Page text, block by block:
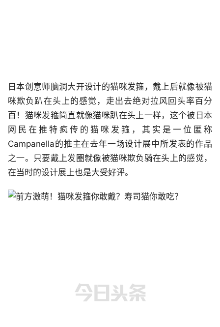
日本创意师脑洞大开设计的猫咪发箍，戴上后就像被猫
咪欺负趴在头上的感觉，走出去绝对拉风回头率百分
百！猫咪发箍简直就像猫咪趴在头上一样，这个被日本
网民在推特疯传的猫咪发箍，其实是一位匿称
Campanella的推主在去年一场设计展中所发表的作品
之一。只要戴上发圈就像被猫咪欺负骑在头上的感觉，
在当时的设计展上也是大受好评。